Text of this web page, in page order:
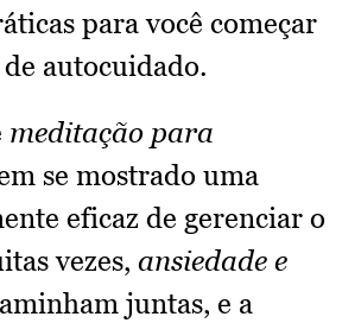
para você começar
autocuidado.
meditação para
se mostrado uma
eficaz de gerenciar o
vezes, ansiedade e
juntas, e a